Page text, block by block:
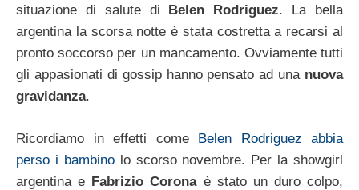
situazione di salute di Belen Rodriguez. La bella
argentina la scorsa notte è stata costretta a recarsi al
pronto soccorso per un mancamento. Ovviamente tutti
gli appasionati di gossip hanno pensato ad una nuova
gravidanza.
Ricordiamo in effetti come Belen Rodriguez abbia
perso i bambinolo scorso novembre. Per la showgirl
argentina e Fabrizio Corona è stato un duro colpo,